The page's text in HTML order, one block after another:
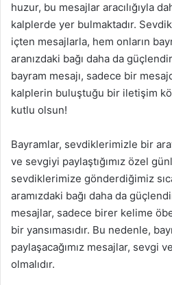
huzur, bu mesajlar aracılığıyla
kalplerde yer bulmaktadır.
içten mesajlarla, hem onların
aranızdaki bağı daha da
bayram mesajı, sadece bir
kalplerin buluştuğu bir iletişim
kutlu olsun!
Bayramlar, sevdiklerimizle bir
ve sevgiyi paylaştığımız özel
sevdiklerimize gönderdiğimiz
aramızdaki bağı daha da
mesajlar, sadece birer kelime
bir yansımasıdır. Bu nedenle,
paylaşacağımız mesajlar, sevgi
olmalıdır.